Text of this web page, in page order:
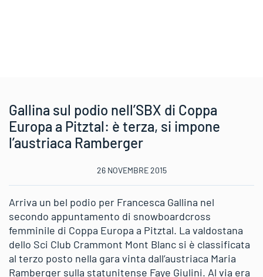
Gallina sul podio nell’SBX di Coppa
Europa a Pitztal: è terza, si impone
l’austriaca Ramberger
26 NOVEMBRE 2015
Arriva un bel podio per Francesca Gallina nel
secondo appuntamento di snowboardcross
femminile di Coppa Europa a Pitztal. La valdostana
dello Sci Club Crammont Mont Blanc si è classificata
al terzo posto nella gara vinta dall’austriaca Maria
Ramberger sulla statunitense Faye Giulini. Al via era